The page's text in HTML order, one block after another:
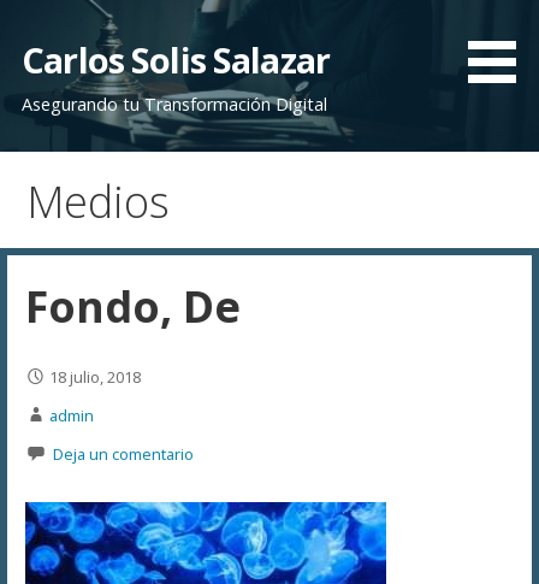
contenido
Carlos Solis Salazar
Asegurando tu Transformación Digital
Medios
Fondo, De
18 julio, 2018
admin
Deja un comentario